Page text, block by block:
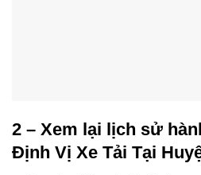
2 – Xem lại lịch sử
Định Vị Xe Tải Tại